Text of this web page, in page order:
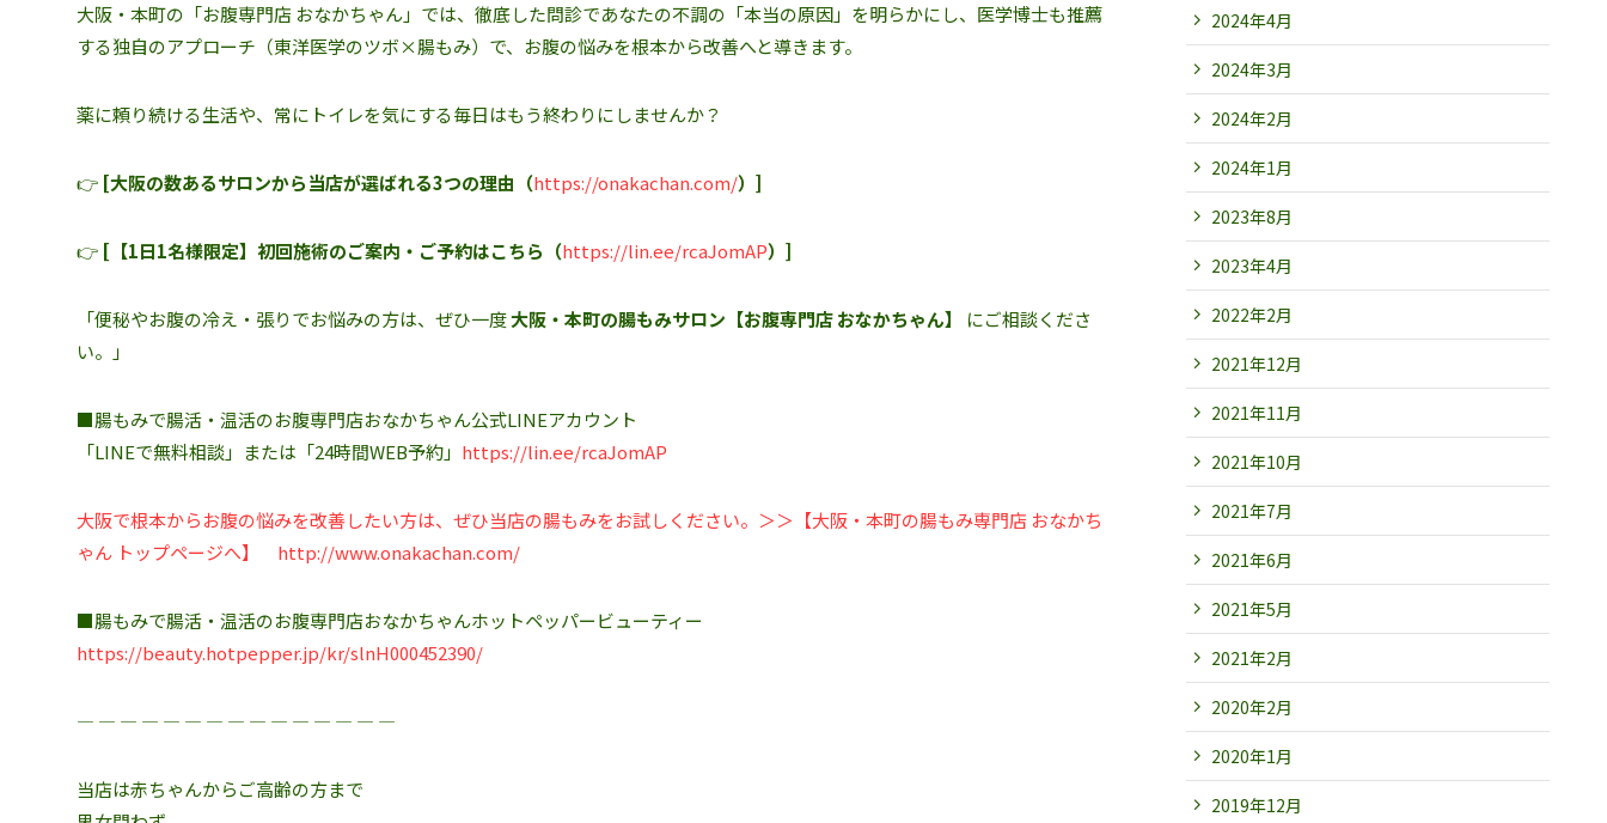
大阪・本町の「お腹専門店 おなかちゃん」では、徹底した問診であなたの不調の「本当の原因」を明らかにし、医学博士も推薦
する独自のアプローチ（東洋医学のツボ×腸もみ）で、お腹の悩みを根本から改善へと導きます。
薬に頼り続ける生活や、常にトイレを気にする毎日はもう終わりにしませんか？
👉 [大阪の数あるサロンから当店が選ばれる3つの理由（https://onakachan.com/）]
👉 [【1日1名様限定】初回施術のご案内・ご予約はこちら（https://lin.ee/rcaJomAP）]
「便秘やお腹の冷え・張りでお悩みの方は、ぜひ一度大阪・本町の腸もみサロン【お腹専門店 おなかちゃん】
にご相談くださ
い。」
■腸もみで腸活・温活のお腹専門店おなかちゃん公式LINEアカウント‬
「LINEで無料相談」または「24時間WEB予約」 https://lin.ee/rcaJomAP
大阪で根本からお腹の悩みを改善したい方は、ぜひ当店の腸もみをお試しください。＞＞【大阪・本町の腸もみ専門店 おなかち
ゃん トップページへ】
http://www.onakachan.com/
■腸もみで腸活・温活のお腹専門店おなかちゃんホットペッパービューティー
https://beauty.hotpepper.jp/kr/slnH000452390/
― ― ― ― ― ― ― ― ― ― ― ― ― ― ―
当店は赤ちゃんからご高齢の方まで
2024年4月
2024年3月
2024年2月
2024年1月
2023年8月
2023年4月
2022年2月
2021年12月
2021年11月
2021年10月
2021年7月
2021年6月
2021年5月
2021年2月
2020年2月
2020年1月
2019年12月